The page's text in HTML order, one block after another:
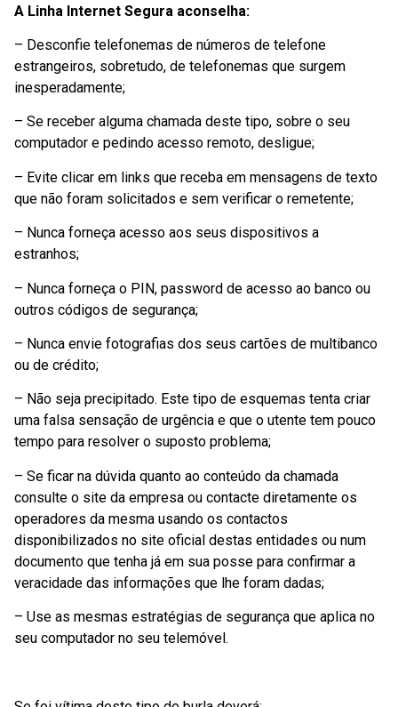
A Linha Internet Segura aconselha:
– Desconfie telefonemas de números de telefone
estrangeiros, sobretudo, de telefonemas que surgem
inesperadamente;
– Se receber alguma chamada deste tipo, sobre o seu
computador e pedindo acesso remoto, desligue;
– Evite clicar em links que receba em mensagens de texto
que não foram solicitados e sem verificar o remetente;
– Nunca forneça acesso aos seus dispositivos a
estranhos;
– Nunca forneça o PIN, password de acesso ao banco ou
outros códigos de segurança;
– Nunca envie fotografias dos seus cartões de multibanco
ou de crédito;
– Não seja precipitado. Este tipo de esquemas tenta criar
uma falsa sensação de urgência e que o utente tem pouco
tempo para resolver o suposto problema;
– Se ficar na dúvida quanto ao conteúdo da chamada
consulte o site da empresa ou contacte diretamente os
operadores da mesma usando os contactos
disponibilizados no site oficial destas entidades ou num
documento que tenha já em sua posse para confirmar a
veracidade das informações que lhe foram dadas;
– Use as mesmas estratégias de segurança que aplica no
seu computador no seu telemóvel.